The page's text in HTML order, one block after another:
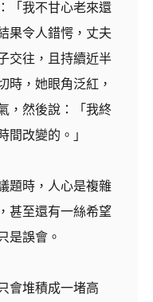
「我不甘心老來還
果令人錯愕，丈夫
交往，且持續近半
時，她眼角泛紅，
，然後說：「我終
間改變的。」
題時，人心是複雜
甚至還有一絲希望
是誤會。
會堆積成一堵高